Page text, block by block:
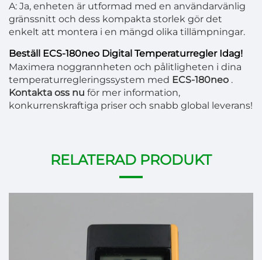
A: Ja, enheten är utformad med en användarvänlig
gränssnitt och dess kompakta storlek gör det
enkelt att montera i en mängd olika tillämpningar.
Beställ ECS-180neo Digital Temperaturregler Idag!
Maximera noggrannheten och pålitligheten i dina
temperaturregleringssystem med ECS-180neo .
Kontakta oss nu för mer information,
konkurrenskraftiga priser och snabb global leverans!
RELATERAD PRODUKT